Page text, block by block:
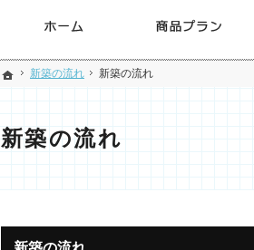
ホーム
新築の流れ 新築の流れ
新築の流れ
ホーム
新築の流れ 新築の流れ